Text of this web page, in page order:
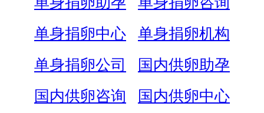
单身捐卵中心
单身捐卵机构
单身捐卵公司
国内供卵助孕
国内供卵咨询
国内供卵中心